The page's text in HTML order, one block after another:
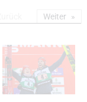
Weiter